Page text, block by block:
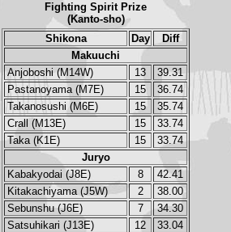
Fighting Spirit Prize
(Kanto-sho)
Shikona Day
Diff
Makuuchi
Anjoboshi (M14W)
13
39.31
Pastanoyama (M7E)
15
36.74
Takanosushi (M6E)
15
35.74
Crall (M13E)
15
33.74
Taka (K1E)
15
33.74
Juryo
Kabakyodai (J8E)
8
42.41
Kitakachiyama (J5W)
2
38.00
Sebunshu (J6E)
7
34.30
Satsuhikari (J13E)
12
33.04